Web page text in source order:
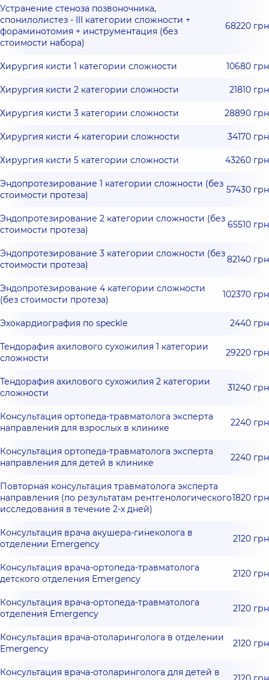
Устранение стеноза позвоночника,
спонилолистез - III категории сложности +
фораминотомия + инструментация (без
стоимости набора)
68220 грн
Хирургия кисти 1 категории сложности 10680 грн
Хирургия кисти 2 категории сложности 21810 грн
Хирургия кисти 3 категории сложности 28890 грн
Хирургия кисти 4 категории сложности 34170 грн
Хирургия кисти 5 категории сложности 43260 грн
Эндопротезирование 1 категории сложности (без
стоимости протеза)
57430 грн
Эндопротезирование 2 категории сложности (без
стоимости протеза)
65510 грн
Эндопротезирование 3 категории сложности (без
стоимости протеза)
82140 грн
Эндопротезирование 4 категории сложности
(без стоимости протеза)
102370 грн
Эхокардиография по speckle 2440 грн
Тендорафия ахилового сухожилия 1 категории
сложности
29220 грн
Тендорафия ахилового сухожилия 2 категории
сложности
31240 грн
Консультация ортопеда-травматолога эксперта
направления для взрослых в клинике
2240 грн
Консультация ортопеда-травматолога эксперта
направления для детей в клинике
2240 грн
Повторная консультация травматолога эксперта
направления (по результатам рентгенологического
исследования в течение 2-х дней)
1820 грн
Консультация врача акушера-гинеколога в
отделении Emergency
2120 грн
Консультация врача-ортопеда-травматолога
детского отделения Emergency
2120 грн
Консультация врача-ортопеда-травматолога
отделения Emergency
2120 грн
Консультация врача-отоларинголога в отделении
Emergency
2120 грн
Консультация врача-отоларинголога для детей в